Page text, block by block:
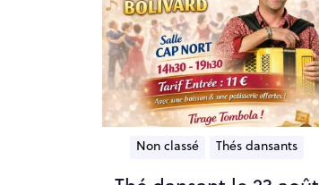
Non classé Thés dansants